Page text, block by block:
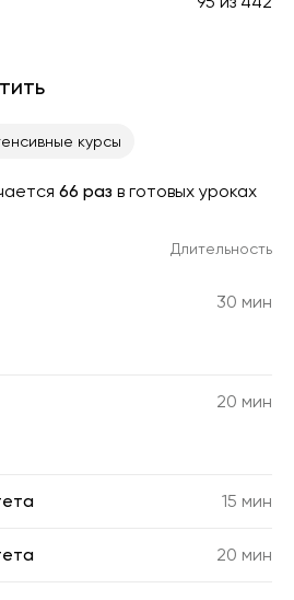
курсы
66 раз в готовых уроках
Длительность
30 мин
20 мин
15 мин
20 мин